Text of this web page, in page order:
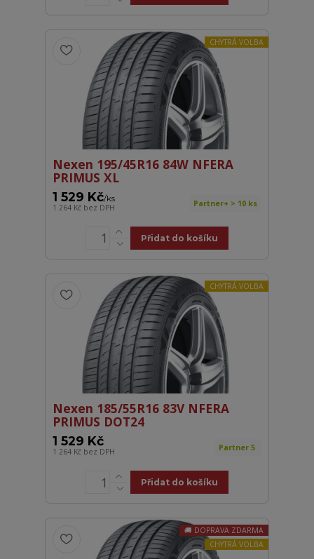
CHYTRÁ VOLBA
Nexen 195/45R16 84W NFERA
PRIMUS XL
1 529 Kč/ks
1 264 Kč bez DPH Partner+ > 10 ks
Přidat do košíku
CHYTRÁ VOLBA
Nexen 185/55R16 83V NFERA
PRIMUS DOT24
1 529 Kč
1 264 Kč bez DPH Partner 5
Přidat do košíku
DOPRAVA ZDARMA
CHYTRÁ VOLBA